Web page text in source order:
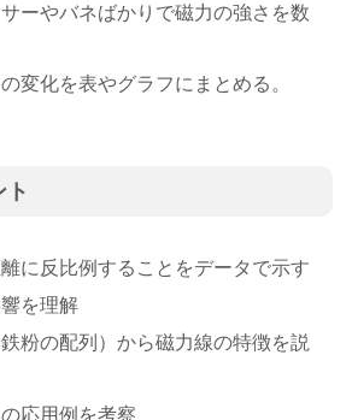
ーやバネばかりで磁力の強さを数
変化を表やグラフにまとめる。
ト
に反比例することをデータで示す
を理解
粉の配列）から磁力線の特徴を説
応用例を考察